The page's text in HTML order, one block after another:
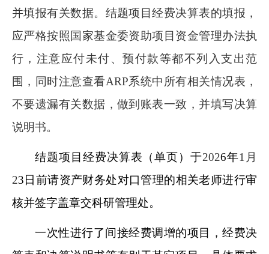
并填报有关数据。结题项目经费决算表的填报，
应严格按照国家基金委资助项目资金管理办法执
行，注意应付未付、预付款等都不列入支出范
围，同时注意查看ARP系统中所有相关情况表，
不要遗漏有关数据，做到账表一致，并填写决算
说明书。
结题项目经费决算表（单页）于2026年1月
23日前请资产财务处对口管理的相关老师进行审
核并签字盖章交科研管理处。
一次性进行了间接经费调增的项目，经费决